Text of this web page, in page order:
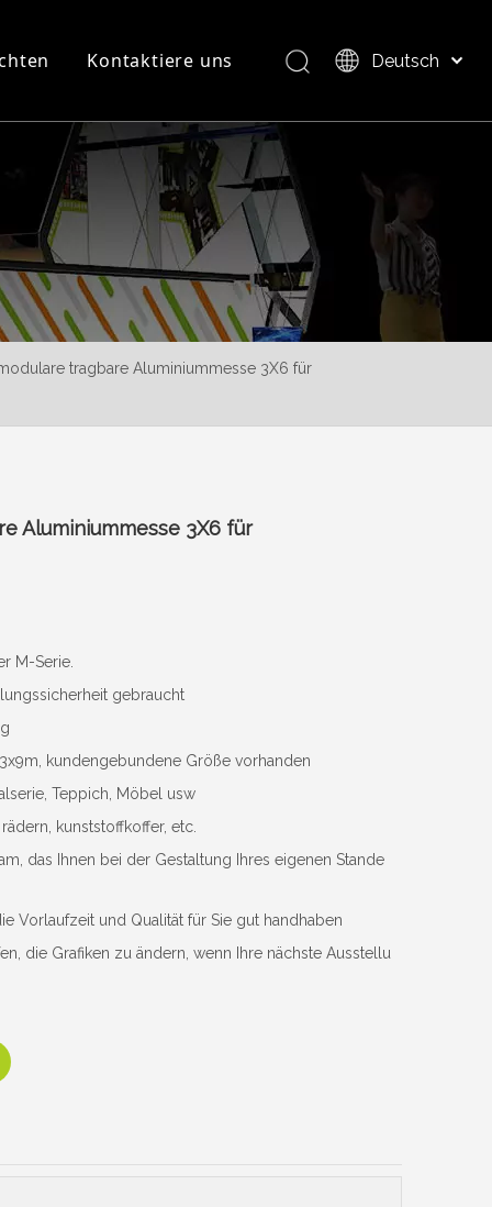
Produktübersicht
Kontaktiere uns Deutsch
العربية
日本語
Pусский
Nederlands
Português
Español
tragbare Aluminiummesse 3X6 für
Aluminiummesse 3X6 für
M-Serie.
gebraucht
kundengebundene Größe vorhanden
Teppich, Möbel usw
kunststoffkoffer, etc.
das Ihnen bei der Gestaltung Ihres eigenen Stande
Vorlaufzeit und Qualität für Sie gut handhaben
die Grafiken zu ändern, wenn Ihre nächste Ausstellu